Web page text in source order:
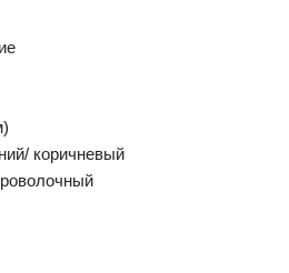
коричневый